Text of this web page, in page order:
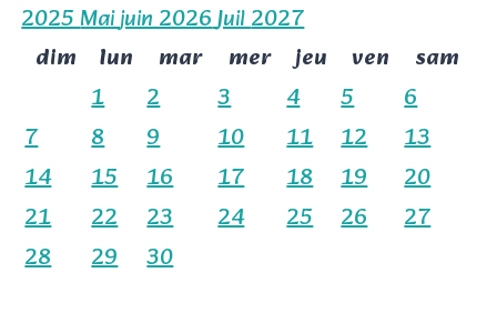
2025Maijuin 2026Juil2027
dim
lun mar mer jeu ven
sam
1
2 3 4 5
6
7
8 9 10 11 12
13
14
15 16 17 18 19
20
21
22 23 24 25 26
27
28
29
30